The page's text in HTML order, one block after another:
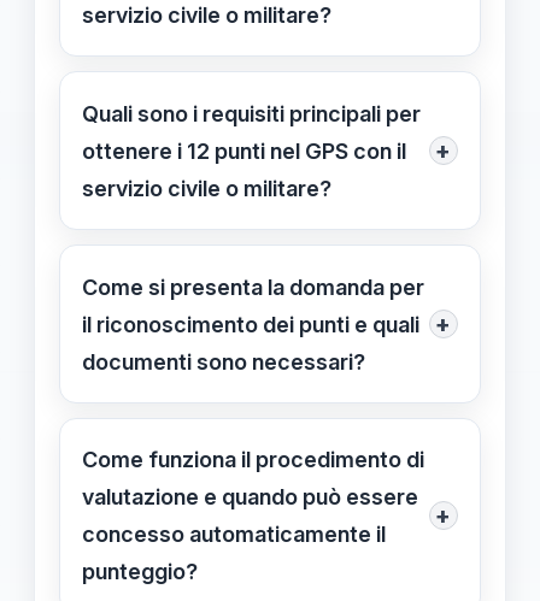
servizio civile o militare?
Devi presentare una richiesta ufficiale
allegando certificazioni e documenti
che attestino il servizio prestato,
seguendo le procedure previste dal
Quali sono i requisiti principali per
ottenere i 12 punti nel GPS con il
servizio civile o militare?
+
Il servizio deve essere documentato
correttamente tramite certificazioni
ufficiali e svolto volontariamente o
per leva, senza obbligo di rapporto di
Come si presenta la domanda per
il riconoscimento dei punti e quali
documenti sono necessari?
+
Si compila il modulo online del portale
dedicato allegando certificati di
servizio militare o civile, attestazioni
ufficiali e altre prove documentali
aggiornate.
Come funziona il procedimento di
valutazione e quando può essere
concesso automaticamente il
punteggio?
+